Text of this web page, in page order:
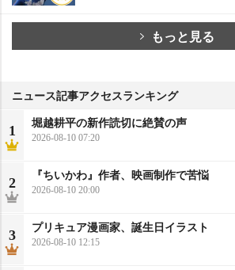
もっと見る
ニュース記事アクセスランキング
1
堀越耕平の新作読切に絶賛の声
2026-08-10 07:20
2
『ちいかわ』作者、映画制作で苦悩
2026-08-10 20:00
3
プリキュア漫画家、誕生日イラスト
2026-08-10 12:15